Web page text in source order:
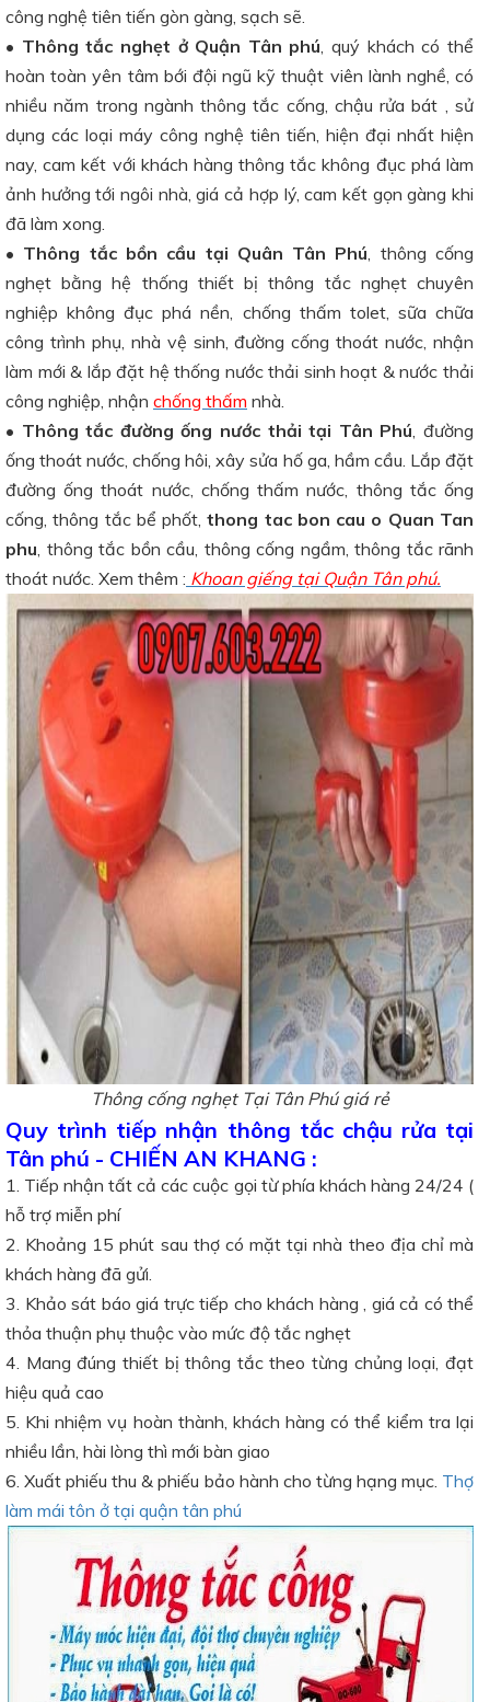
công nghệ tiên tiến gòn gàng, sạch sẽ.
• Thông tắc nghẹt ở Quận Tân phú, quý khách có thể
hoàn toàn yên tâm bới đội ngũ kỹ thuật viên lành nghề, có
nhiều năm trong ngành thông tắc cống, chậu rửa bát , sử
dụng các loại máy công nghệ tiên tiến, hiện đại nhất hiện
nay, cam kết với khách hàng thông tắc không đục phá làm
ảnh hưởng tới ngôi nhà, giá cả hợp lý, cam kết gọn gàng khi
đã làm xong.
• Thông tắc bồn cầu tại Quân Tân Phú, thông cống
nghẹt bằng hệ thống thiết bị thông tắc nghẹt chuyên
nghiệp không đục phá nền, chống thấm tolet, sữa chữa
công trình phụ, nhà vệ sinh, đường cống thoát nước, nhận
làm mới & lắp đặt hệ thống nước thải sinh hoạt & nước thải
công nghiệp, nhận chống thấm nhà.
• Thông tắc đường ống nước thải tại Tân Phú, đường
ống thoát nước, chống hôi, xây sửa hố ga, hầm cầu. Lắp đặt
đường ống thoát nước, chống thấm nước, thông tắc ống
cống, thông tắc bể phốt,thong tac bon cau o Quan Tan
phu, thông tắc bồn cầu, thông cống ngầm, thông tắc rãnh
thoát nước. Xem thêm : Khoan giếng tại Quận Tân phú.
Thông cống nghẹt Tại Tân Phú giá rẻ
Quy trình tiếp nhận thông tắc chậu rửa tại
Tân phú - CHIẾN AN KHANG :
1. Tiếp nhận tất cả các cuộc gọi từ phía khách hàng 24/24 (
hỗ trợ miễn phí
2. Khoảng 15 phút sau thợ có mặt tại nhà theo địa chỉ mà
khách hàng đã gửi.
3. Khảo sát báo giá trực tiếp cho khách hàng , giá cả có thể
thỏa thuận phụ thuộc vào mức độ tắc nghẹt
4. Mang đúng thiết bị thông tắc theo từng chủng loại, đạt
hiệu quả cao
5. Khi nhiệm vụ hoàn thành, khách hàng có thể kiểm tra lại
nhiều lần, hài lòng thì mới bàn giao
6. Xuất phiếu thu & phiếu bảo hành cho từng hạng mục. Thợ
làm mái tôn ở tại quận tân phú